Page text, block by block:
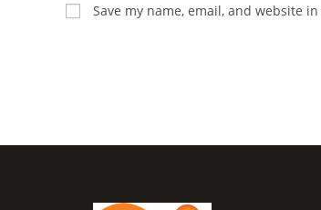
Save my name, email, and website